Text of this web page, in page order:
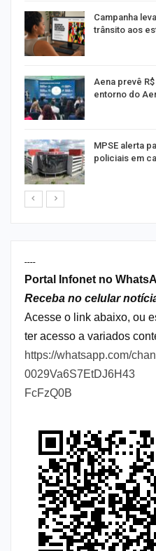
Campanha
trânsito aos
Aena prevê
entorno do
MPSE alerta
policiais em
----
Portal Infonet no
Receba no celular
Acesse o link abaixo, ou
ter acesso a variados
https://whatsapp.com/
0029Va6S7EtDJ6H43
FcFzQ0B